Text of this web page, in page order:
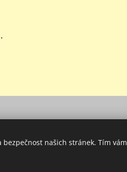
Vytvořeno
našich stránek. Tím vám